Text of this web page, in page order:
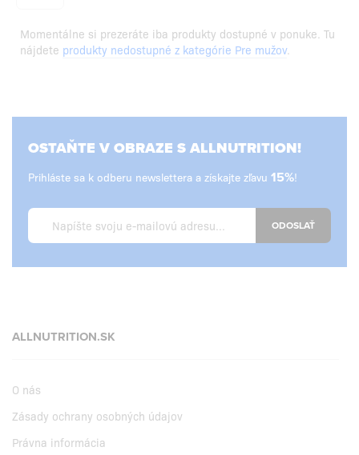
Momentálne si prezeráte iba produkty dostupné v ponuke. Tu
nájdete produkty nedostupné z kategórie Pre mužov.
OSTAŇTE V OBRAZE S ALLNUTRITION!
Prihláste sa k odberu newslettera a získajte zľavu 15%!
ODOSLAŤ
ALLNUTRITION.SK
O nás
Zásady ochrany osobných údajov
Právna informácia